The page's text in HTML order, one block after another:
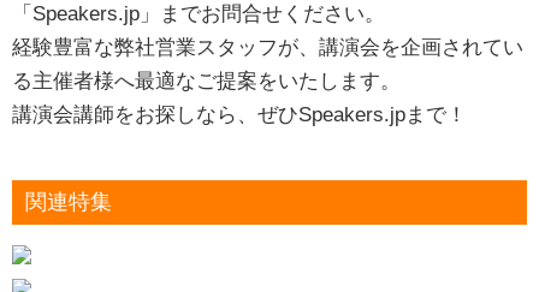
「Speakers.jp」までお問合せください。
経験豊富な弊社営業スタッフが、講演会を企画されてい
る主催者様へ最適なご提案をいたします。
講演会講師をお探しなら、ぜひSpeakers.jpまで！
関連特集